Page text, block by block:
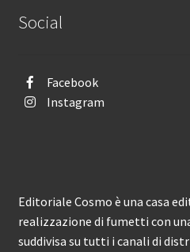
Social
Facebook
Instagram
Editoriale Cosmo è una casa
realizzazione di fumetti con
suddivisa su tutti i canali di